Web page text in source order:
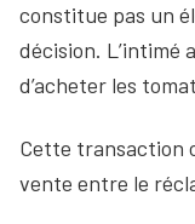
constitue pas un
décision. L’intimé
d’acheter les
Cette transaction
vente entre le